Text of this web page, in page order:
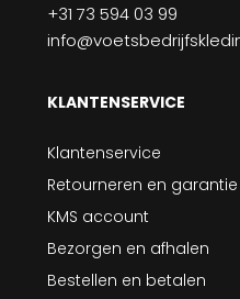
+31 73 594 03 99
KLANTENSERVICE
Klantenservice
Retourneren en garantie
KMS account
Bezorgen en afhalen
Bestellen en betalen